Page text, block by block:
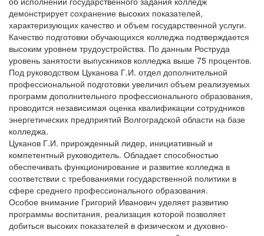
демонстрирует сохранение высоких показателей,
характеризующих качество и объем государственной услуги.
Качество подготовки обучающихся колледжа подтверждается
высоким уровнем трудоустройства. По данным Роструда
уровень занятости выпускников колледжа выше 75 процентов.
Под руководством Цуканова Г.И. отдел дополнительной
профессиональной подготовки увеличил объем реализуемых
программ дополнительного профессионального образования,
проводится независимая оценка квалификации сотрудников
энергетических предприятий Волгоградской области на базе
колледжа.
Цуканов Г.И. прирожденный лидер, инициативный и
компетентный руководитель. Обладает способностью
обеспечивать функционирование и развитие колледжа в
соответствии с требованиями государственной политики в
сфере среднего профессионального образования.
Особое внимание Григорий Иванович уделяет развитию
программы воспитания, реализация которой позволяет
добиться высоких показателей в физическом и духовно-